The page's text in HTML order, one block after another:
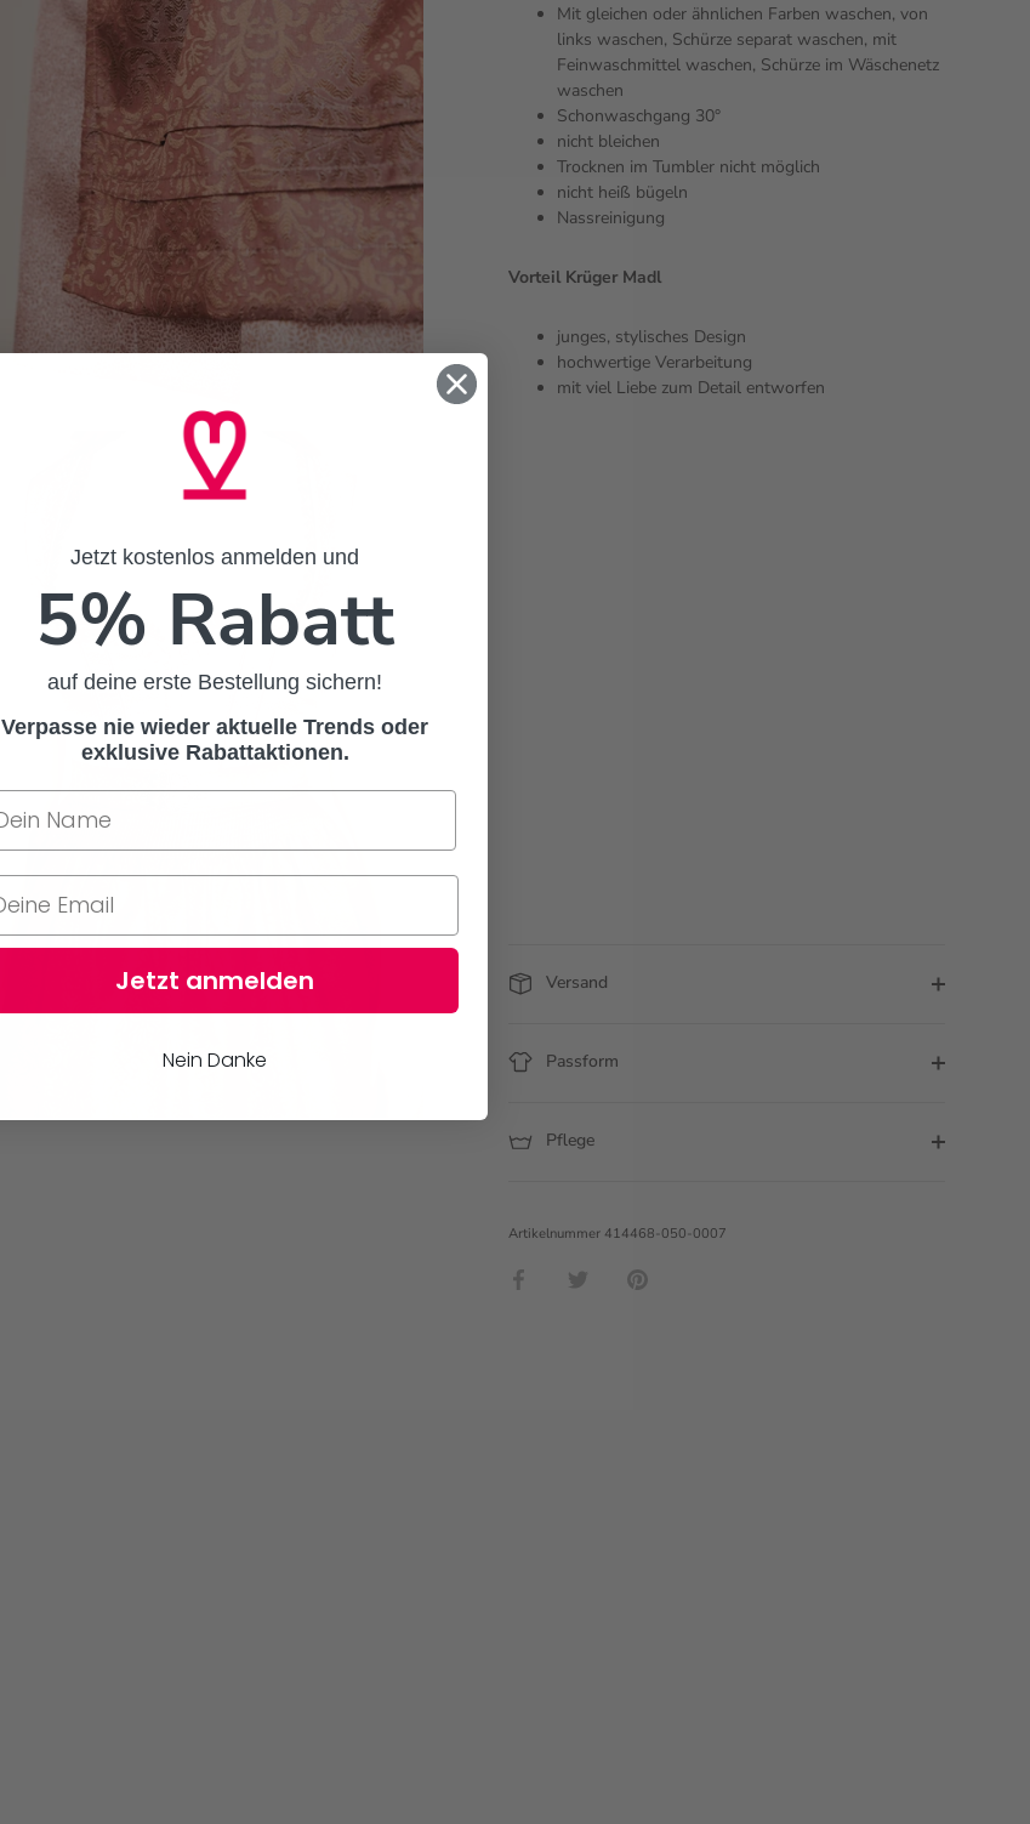
Mit gleichen oder ähnlichen Farben waschen, von
links waschen, Schürze separat waschen, mit
Feinwaschmittel waschen, Schürze im Wäschenetz
waschen
Schonwaschgang 30°
nicht bleichen
Trocknen im Tumbler nicht möglich
nicht heiß bügeln
Nassreinigung
Vorteil Krüger Madl
junges, stylisches Design
hochwertige Verarbeitung
mit viel Liebe zum Detail entworfen
Versand
Passform
Pflege
Artikelnummer 414468-050-0007
Teilen TwitternPinnen
Jetzt kostenlos anmelden und
5% Rabatt
auf deine erste Bestellung sichern!
Verpasse nie wieder aktuelle Trends oder
exklusive Rabattaktionen.
Jetzt anmelden
Nein Danke